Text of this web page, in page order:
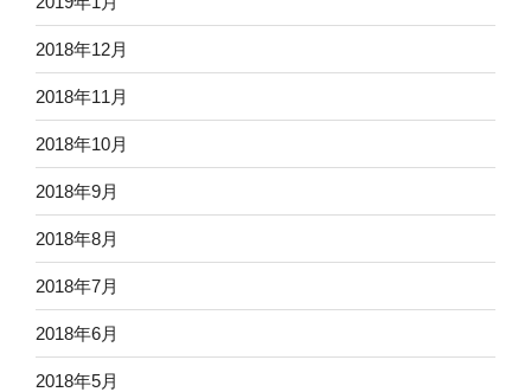
2018年12月
2018年11月
2018年10月
2018年9月
2018年8月
2018年7月
2018年6月
2018年5月